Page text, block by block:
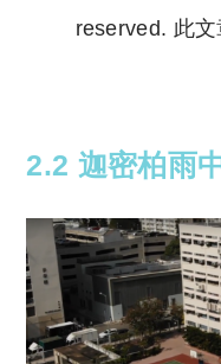
reserved. 此文
2.2 迦密柏雨